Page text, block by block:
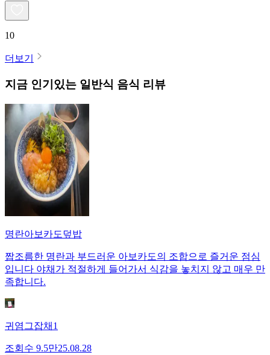
10
더보기
지금 인기있는 일반식 음식 리뷰
명란아보카도덮밥
짭조름한 명란과 부드러운 아보카도의 조합으로 즐거운 점심
입니다 야채가 적절하게 들어가서 식감을 놓치지 않고 매우 만
족합니다.
귀염그잡채1
조회수 9.5만25.08.28